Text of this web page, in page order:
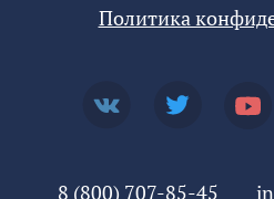
Политика
8 (800) 707-85-45